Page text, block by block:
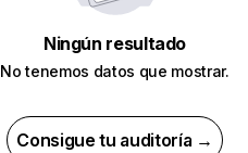
Ningún resultado
No tenemos datos que mostrar.
Consigue tu auditoría →